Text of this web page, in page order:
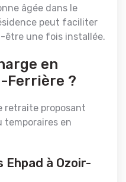
âgée dans le
peut faciliter
être une fois installée.
en
Ferrière ?
retraite proposant
temporaires en
à Ozoir-